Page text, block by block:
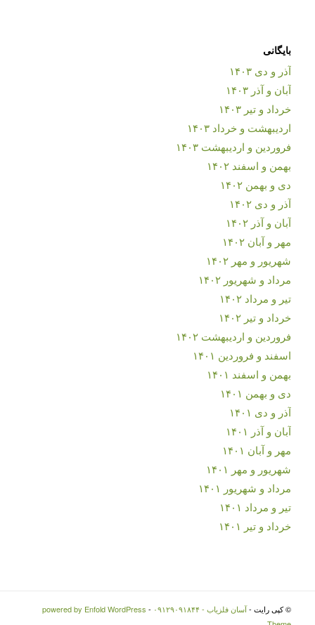
بایگانی
آذر و دی ۱۴۰۳
آبان و آذر ۱۴۰۳
خرداد و تیر ۱۴۰۳
اردیبهشت و خرداد ۱۴۰۳
فروردین و اردیبهشت ۱۴۰۳
بهمن و اسفند ۱۴۰۲
دی و بهمن ۱۴۰۲
آذر و دی ۱۴۰۲
آبان و آذر ۱۴۰۲
مهر و آبان ۱۴۰۲
شهریور و مهر ۱۴۰۲
مرداد و شهریور ۱۴۰۲
تیر و مرداد ۱۴۰۲
خرداد و تیر ۱۴۰۲
فروردین و اردیبهشت ۱۴۰۲
اسفند و فروردین ۱۴۰۱
بهمن و اسفند ۱۴۰۱
دی و بهمن ۱۴۰۱
آذر و دی ۱۴۰۱
آبان و آذر ۱۴۰۱
مهر و آبان ۱۴۰۱
شهریور و مهر ۱۴۰۱
مرداد و شهریور ۱۴۰۱
تیر و مرداد ۱۴۰۱
خرداد و تیر ۱۴۰۱
© کپی رایت -آسان فلزیاب - ۰۹۱۲۹۰۹۱۸۴۴ -
powered by Enfold WordPress